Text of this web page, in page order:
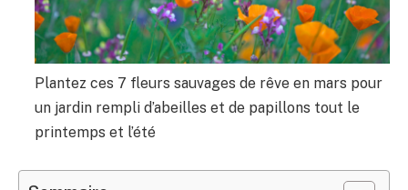
Plantez ces 7 fleurs sauvages de rêve en mars pour
un jardin rempli d’abeilles et de papillons tout le
printemps et l’été